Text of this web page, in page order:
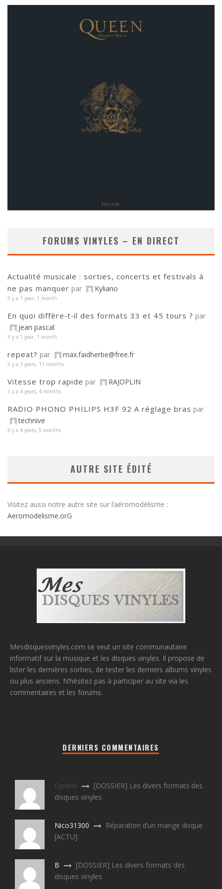
FORUMS VINYLES – EN DIRECT
Actualité musicale : sorties, concerts et festivals à
ne pas manquer par Kyliano
Il y a 1 year, 1 month
En quoi diffère‑t‑il des formats 33 et 45 tours ? par
jean pascal
Il y a 1 year, 1 month
repeat? par max.faidherbe@free.fr
Il y a 3 years, 11 months
Vitesse trop rapide par RAJOPLIN
Il y a 4 years, 4 months
RADIO PHONO PHILIPS H3F 92 A réglage bras par
technive
Il y a 4 years, 5 months
AUTRE SITE ÉDITÉ
Visitez aussi notre autre site sur l’aéromodélisme :
Aeromodelisme.orG
Mesdisquesvinyles.com se veut un site communautaire
informatif sur la musique et les disques vinyles. Il propose de
lister les dernières sorties, de tester les derniers albums vinyles
ou plus anciens. N’hésitez pas à participer au site via les
commentaires et les forums.
DERNIERS COMMENTAIRES
Cyrielle
[DOSSIER] Les divers formats des
disques vinyles
Nico31300
Réparation d’un mange disque
[ACTU]
B
[DOSSIER] Les divers formats des
disques vinyles